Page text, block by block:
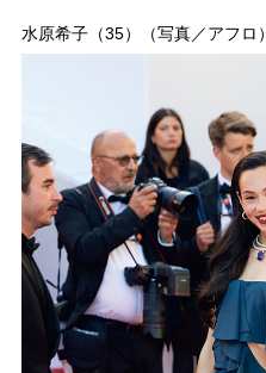
水原希子（35）（写真／アフロ）